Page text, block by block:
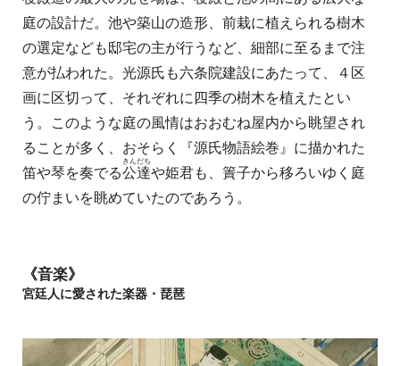
庭の設計だ。池や築山の造形、前栽に植えられる樹木
の選定なども邸宅の主が行うなど、細部に至るまで注
意が払われた。光源氏も六条院建設にあたって、４区
画に区切って、それぞれに四季の樹木を植えたとい
う。このような庭の風情はおおむね屋内から眺望され
ることが多く、おそらく『源氏物語絵巻』に描かれた
笛や琴を奏でる公達
きんだち
や姫君も、簀子から移ろいゆく庭
の佇まいを眺めていたのであろう。
《音楽》
宮廷人に愛された楽器・琵琶